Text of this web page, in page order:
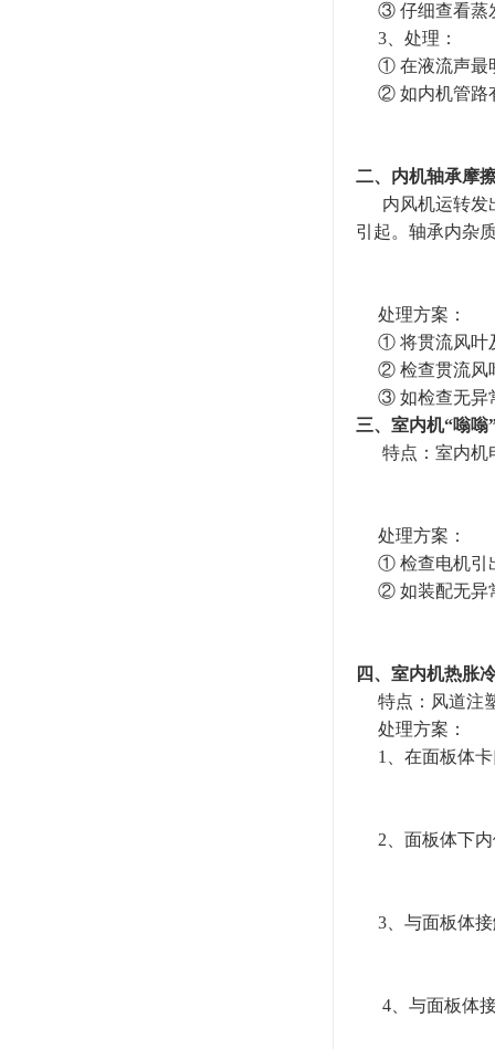
③ 仔细查看蒸
3、处理：
① 在液流声最
② 如内机管路
二、内机轴承摩
内风机运转发
引起。轴承内杂
处理方案：
① 将贯流风叶
② 检查贯流风
③ 如检查无异
三、室内机“嗡嗡
特点：室内机
处理方案：
① 检查电机引
② 如装配无异
四、室内机热胀
特点：风道注
处理方案：
1、在面板体卡
2、面板体下内
3、与面板体接
4、与面板体接